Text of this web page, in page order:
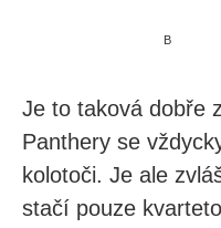
B
Je to taková dobře
Panthery se
kolotoči. Je ale
stačí pouze